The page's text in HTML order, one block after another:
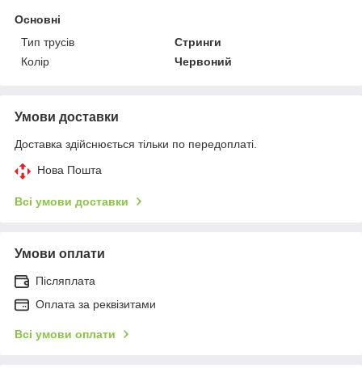
Основні
Тип трусів
Стринги
Колір
Червоний
Умови доставки
Доставка здійснюється тільки по передоплаті.
Нова Пошта
Всі умови доставки
Умови оплати
Післяплата
Оплата за реквізитами
Всі умови оплати